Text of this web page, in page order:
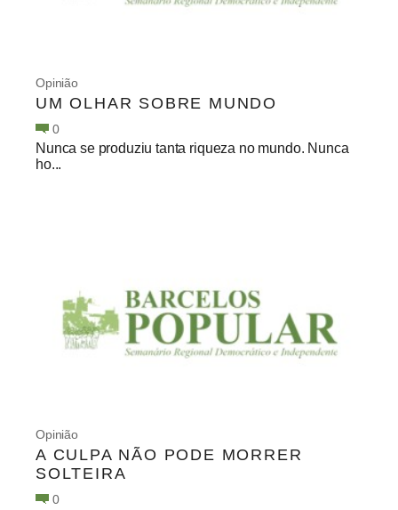
Opinião
UM OLHAR SOBRE MUNDO
0
Nunca se produziu tanta riqueza no mundo. Nunca
ho...
Opinião
A CULPA NÃO PODE MORRER
SOLTEIRA
0